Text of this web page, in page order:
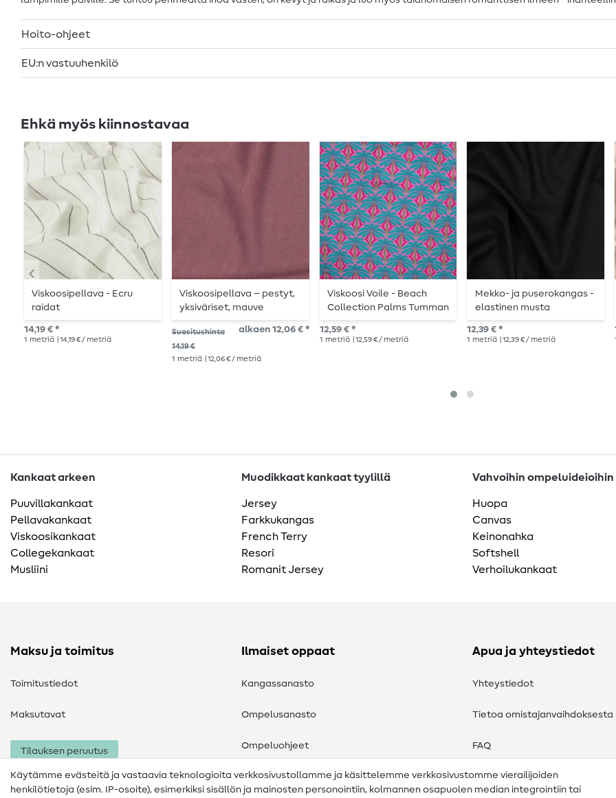
Hoito-ohjeet
EU:n vastuuhenkilö
Ehkä myös kiinnostavaa
Viskoosipellava - Ecru
raidat
14,19 € *
1 metriä | 14,19 € / metriä
Viskoosipellava – pestyt,
yksiväriset, mauve
Suositushinta
14,19 €
alkaen 12,06 € *
1 metriä | 12,06 € / metriä
Viskoosi Voile - Beach
Collection Palms Tumman
pinkki
12,59 € *
1 metriä | 12,59 € / metriä
Mekko- ja puserokangas -
elastinen musta
12,39 € *
1 metriä | 12,39 € / metriä
Kankaat arkeen
Puuvillakankaat
Pellavakankaat
Viskoosikankaat
Collegekankaat
Musliini
Muodikkaat kankaat tyylillä
Jersey
Farkkukangas
French Terry
Resori
Romanit Jersey
Vahvoihin ompeluideioihin
Huopa
Canvas
Keinonahka
Softshell
Verhoilukankaat
Maksu ja toimitus
Toimitustiedot
Maksutavat
Tilauksen peruutus
Ilmaiset oppaat
Kangassanasto
Ompelusanasto
Ompeluohjeet
Apua ja yhteystiedot
Yhteystiedot
Tietoa omistajanvaihdoksesta
FAQ
Peruutusoikeus
Käytämme evästeitä ja vastaavia teknologioita verkkosivustollamme ja käsittelemme verkkosivustomme vierailijoiden
henkilötietoja (esim. IP-osoite), esimerkiksi sisällön ja mainosten personointiin, kolmannen osapuolen median integrointiin tai